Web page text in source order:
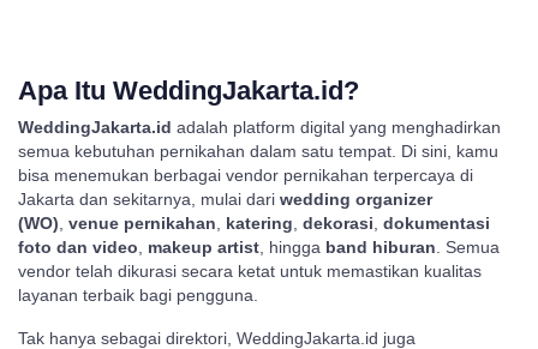
Apa Itu WeddingJakarta.id?
WeddingJakarta.id adalah platform digital yang menghadirkan
semua kebutuhan pernikahan dalam satu tempat. Di sini, kamu
bisa menemukan berbagai vendor pernikahan terpercaya di
Jakarta dan sekitarnya, mulai dari wedding organizer
(WO) venue pernikahan katering dekorasi dokumentasi
foto dan video
makeup artist , hingga band hiburan . Semua
vendor telah dikurasi secara ketat untuk memastikan kualitas
layanan terbaik bagi pengguna.
Tak hanya sebagai direktori, WeddingJakarta.id juga